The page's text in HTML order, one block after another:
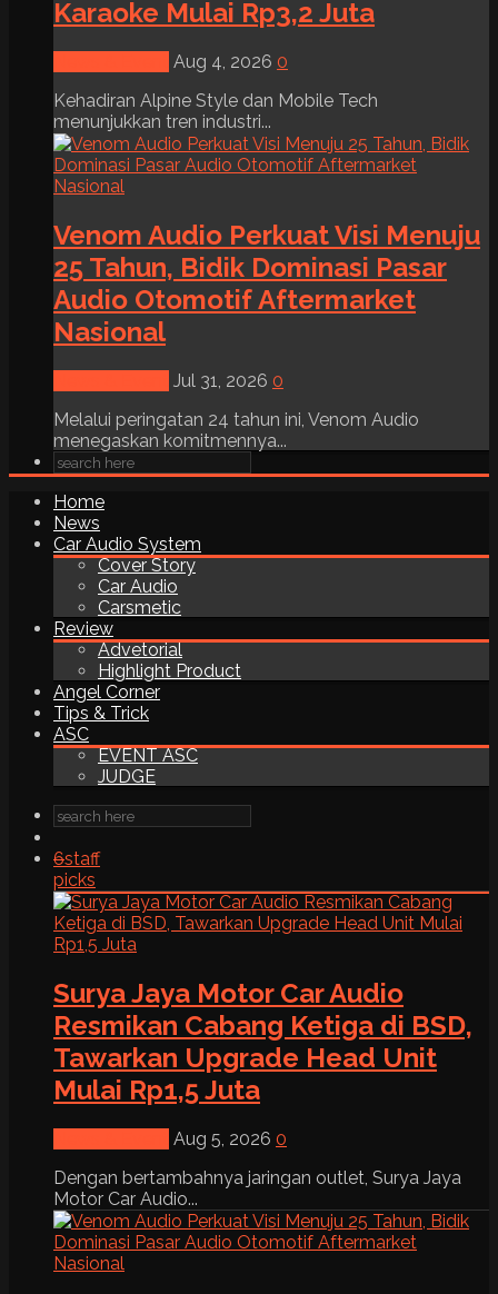
Karaoke Mulai Rp3,2 Juta
Aug 4, 2026 0
Kehadiran Alpine Style dan Mobile Tech
menunjukkan tren industri...
Venom Audio Perkuat Visi Menuju
25 Tahun, Bidik Dominasi Pasar
Audio Otomotif Aftermarket
Nasional
Jul 31, 2026 0
Melalui peringatan 24 tahun ini, Venom Audio
menegaskan komitmennya...
Home
News
Car Audio System
Cover Story
Car Audio
Carsmetic
Review
Advetorial
Highlight Product
Angel Corner
Tips & Trick
ASC
EVENT ASC
JUDGE
6staff
picks
Surya Jaya Motor Car Audio
Resmikan Cabang Ketiga di BSD,
Tawarkan Upgrade Head Unit
Mulai Rp1,5 Juta
Aug 5, 2026 0
Dengan bertambahnya jaringan outlet, Surya Jaya
Motor Car Audio...